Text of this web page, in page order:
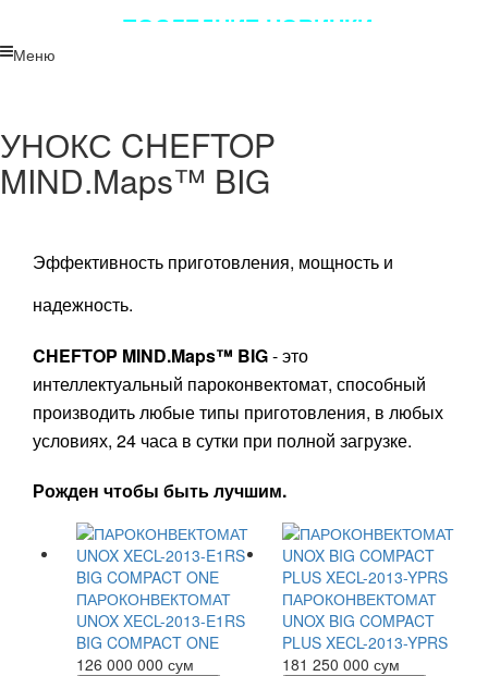
ПОСЛЕДНИЕ НОВИНКИ
Меню
УНОКС CHEFTOP
MIND.Maps™ BIG
Эффективность приготовления, мощность и
надежность.
CHEFTOP MIND.Maps™ BIG- это
интеллектуальный пароконвектомат, способный
производить любые типы приготовления, в любых
условиях, 24 часа в сутки при полной загрузке.
Рожден чтобы быть лучшим.
ПАРОКОНВЕКТОМАТ
UNOX XECL-2013-E1RS
BIG COMPACT ONE
126 000 000 сум
ПАРОКОНВЕКТОМАТ
UNOX BIG COMPACT
PLUS XECL-2013-YPRS
181 250 000 сум